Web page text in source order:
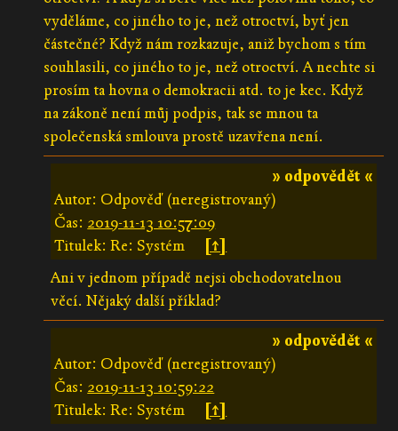
vyděláme, co jiného to je, než otroctví, byť jen
částečné? Když nám rozkazuje, aniž bychom s tím
souhlasili, co jiného to je, než otroctví. A nechte si
prosím ta hovna o demokracii atd. to je kec. Když
na zákoně není můj podpis, tak se mnou ta
společenská smlouva prostě uzavřena není.
» odpovědět «
Autor: Odpověď (neregistrovaný)
Čas: 2019-11-13 10:57:09
Titulek: Re: Systém
[↑]
Ani v jednom případě nejsi obchodovatelnou
věcí. Nějaký další příklad?
» odpovědět «
Autor: Odpověď (neregistrovaný)
Čas: 2019-11-13 10:59:22
Titulek: Re: Systém
[↑]